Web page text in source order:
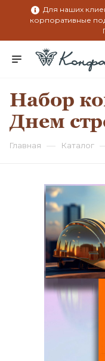
Для наших
корпоративные
Набор
Днем
Главная — Каталог